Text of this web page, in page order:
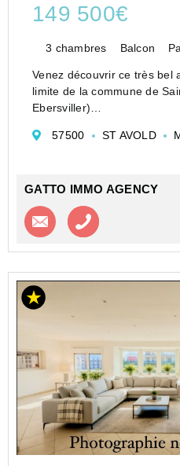
149 500€
3 chambres Balcon
Venez découvrir ce très bel
limite de la commune de
Ebersviller)
séduire par la qualité de
57500 ST AVOLD
GATTO IMMO AGENCY
Contacter l'agence